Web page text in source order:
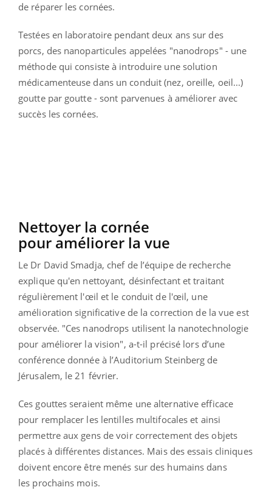
de réparer les cornées.
Testées en laboratoire pendant deux ans sur des
porcs, des nanoparticules appelées "nanodrops" - une
méthode qui consiste à introduire une solution
médicamenteuse dans un conduit (nez, oreille, oeil...)
goutte par goutte - sont parvenues à améliorer avec
succès les cornées.
Nettoyer la cornée
pour améliorer la vue
Le Dr David Smadja, chef de l’équipe de recherche
explique qu'en nettoyant, désinfectant et traitant
régulièrement l'œil et le conduit de l'œil, une
amélioration significative de la correction de la vue est
observée. "Ces nanodrops utilisent la nanotechnologie
pour améliorer la vision", a-t-il précisé lors d’une
conférence donnée à l’Auditorium Steinberg de
Jérusalem, le 21 février.
Ces gouttes seraient même une alternative efficace
pour remplacer les lentilles multifocales et ainsi
permettre aux gens de voir correctement des objets
placés à différentes distances. Mais des essais cliniques
doivent encore être menés sur des humains dans
les prochains mois.